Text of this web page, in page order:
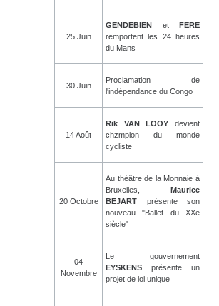
25 Juin
GENDEBIEN et FERE
remportent les 24 heures
du Mans
30 Juin
Proclamation de
l'indépendance du Congo
14 Août
Rik VAN LOOY devient
chzmpion du monde
cycliste
20 Octobre
Au théâtre de la Monnaie à
Bruxelles, Maurice
BEJART présente son
nouveau "Ballet du XXe
siècle"
04
Novembre
Le gouvernement
EYSKENS présente un
projet de loi unique